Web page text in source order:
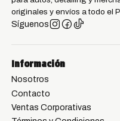
originales y envíos a todo el
Síguenos
Información
Nosotros
Contacto
Ventas Corporativas